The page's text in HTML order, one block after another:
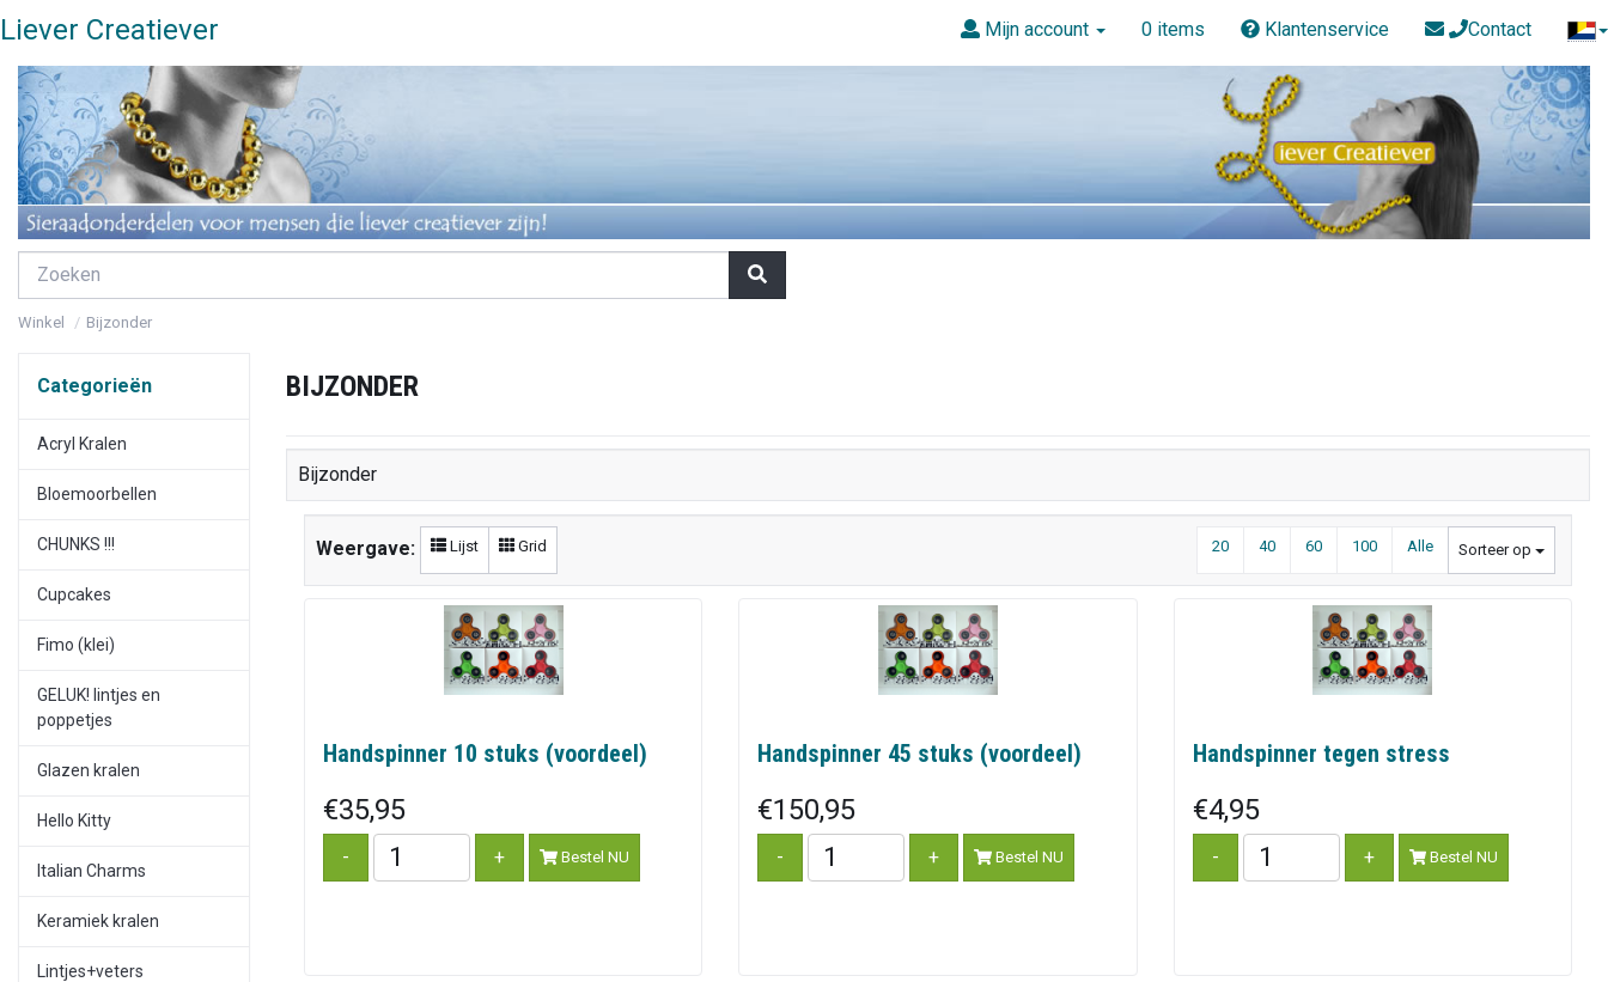
Liever Creatiever Mijn account 0 items Klantenservice Contact
Winkel Bijzonder
BIJZONDER
Bijzonder
20 40 60 100 Alle Sorteer op
Weergave: Lijst Grid
Handspinner 10 stuks (voordeel)
€35,95
Bestel NU
Handspinner 45 stuks (voordeel)
€150,95
Bestel NU
Handspinner tegen stress
€4,95
Bestel NU
Categorieën
Acryl Kralen
Bloemoorbellen
CHUNKS !!!
Cupcakes
Fimo (klei)
GELUK! lintjes en
poppetjes
Glazen kralen
Hello Kitty
Italian Charms
Keramiek kralen
Lintjes+veters